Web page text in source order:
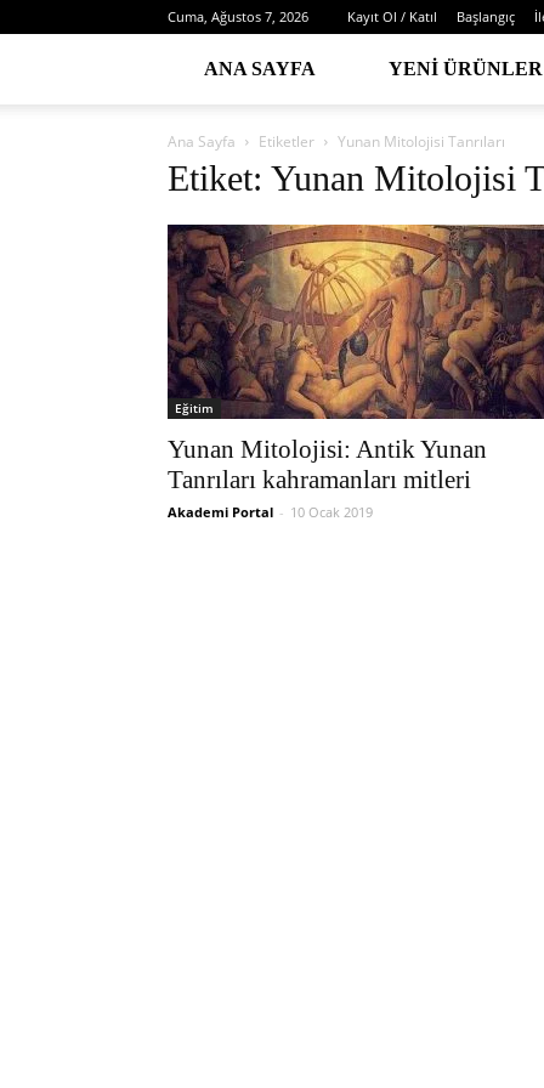
Cuma, Ağustos 7, 2026 Kayıt Ol / Katıl Başlangıç
ANA SAYFA YENI ÜRÜNLER
Ana Sayfa Etiketler Yunan Mitolojisi Tanrıları
Etiket: Yunan Mitolojisi
Eğitim
Yunan Mitolojisi: Antik Yunan
Tanrıları kahramanları mitleri
Akademi Portal - 10 Ocak 2019